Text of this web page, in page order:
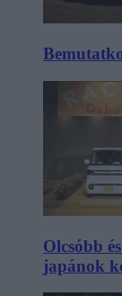
Olcsóbb
japánok